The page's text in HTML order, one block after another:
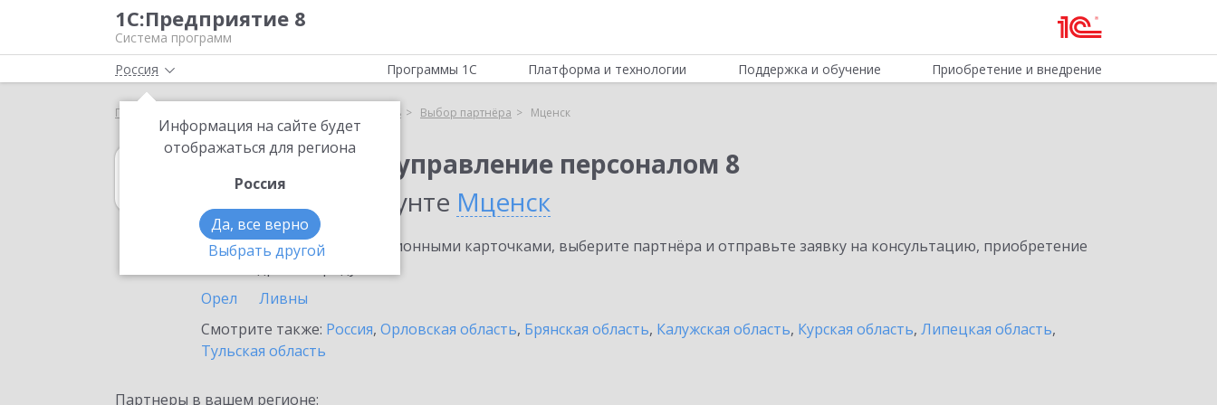
1С:Предприятие 8
Система программ
Россия
Информация на сайте будет
отображаться для региона
Россия
Да, все верно
Выбрать другой
Программы 1С Платформа и технологии Поддержка и обучение Приобретение и внедрение
Главная 1С:Зарплата и управление персоналом 8 Выбор партнёра Мценск
1С:Зарплата и управление персоналом 8
в населенном пунте Мценск
Ознакомьтесь с информационными карточками, выберите партнёра и отправьте заявку на консультацию, приобретение
Орел
Ливны
Смотрите также: Россия, Орловская область, Брянская область, Калужская область, Курская область, Липецкая область,
Тульская область
Партнеры в вашем регионе: